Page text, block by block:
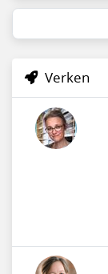
Verken